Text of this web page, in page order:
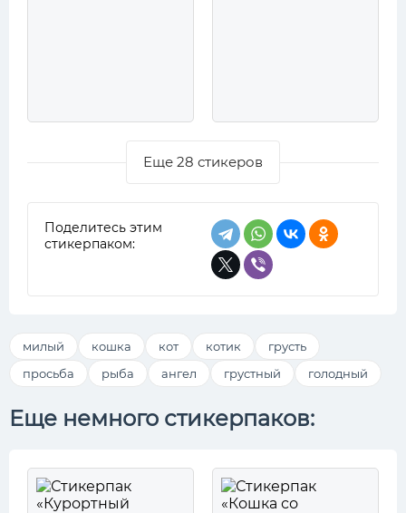
Еще 28 стикеров
Поделитесь этим
стикерпаком:
милый кошка кот котик
грусть
просьба
рыба ангел грустный голодный
Еще немного стикерпаков: